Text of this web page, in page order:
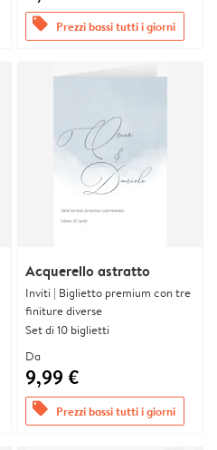
offers Prezzi bassi tutti i giorni
Acquerello astratto
Inviti | Biglietto premium con tre
finiture diverse
Set di 10 biglietti
Da
9,99 €
offers Prezzi bassi tutti i giorni